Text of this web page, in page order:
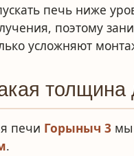
печь ниже
поэтому
усложняют
толщина
печи Горыныч 3 мы
.